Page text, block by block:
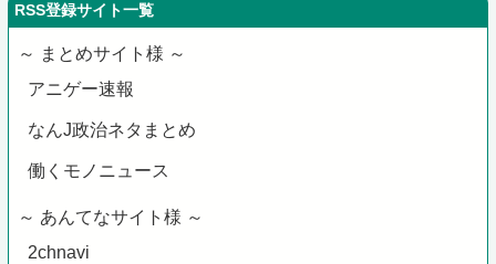
RSS登録サイト一覧
～ まとめサイト様 ～
アニゲー速報
なんJ政治ネタまとめ
働くモノニュース
～ あんてなサイト様 ～
2chnavi